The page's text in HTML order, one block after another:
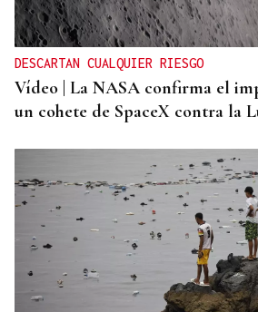
DESCARTAN CUALQUIER RIESGO
Vídeo | La NASA confirma el
un cohete de SpaceX contra la